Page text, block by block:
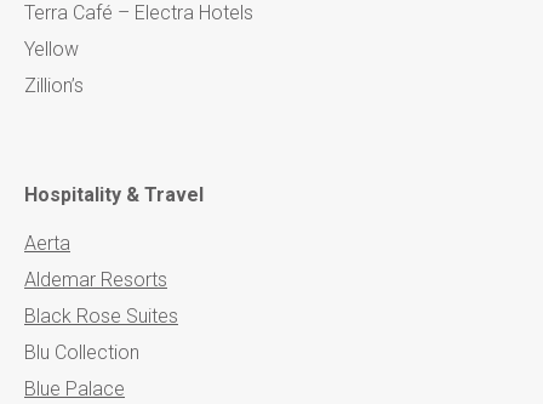
Terra Café – Electra Hotels
Yellow
Zillion’s
Hospitality & Travel
Aerta
Aldemar Resorts
Black Rose Suites
Blu Collection
Blue Palace